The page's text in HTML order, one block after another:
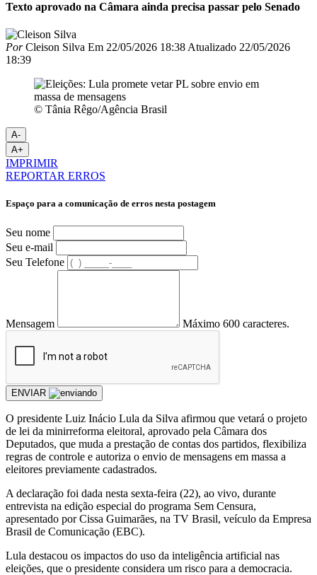
Texto aprovado na Câmara ainda precisa passar pelo Senado
PorCleison Silva Em 22/05/2026 18:38 Atualizado 22/05/2026
18:39
© Tânia Rêgo/Agência Brasil
A-
A+
IMPRIMIR
REPORTAR ERROS
Espaço para a comunicação de erros nesta postagem
Seu nome
Seu e-mail
Seu Telefone
Mensagem Máximo 600 caracteres.
ENVIAR
O presidente Luiz Inácio Lula da Silva afirmou que vetará o projeto
de lei da minirreforma eleitoral, aprovado pela Câmara dos
Deputados, que muda a prestação de contas dos partidos, flexibiliza
regras de controle e autoriza o envio de mensagens em massa a
eleitores previamente cadastrados.
A declaração foi dada nesta sexta-feira (22), ao vivo, durante
entrevista na edição especial do programa Sem Censura,
apresentado por Cissa Guimarães, na TV Brasil, veículo da Empresa
Brasil de Comunicação (EBC).
Lula destacou os impactos do uso da inteligência artificial nas
eleições, que o presidente considera um risco para a democracia.